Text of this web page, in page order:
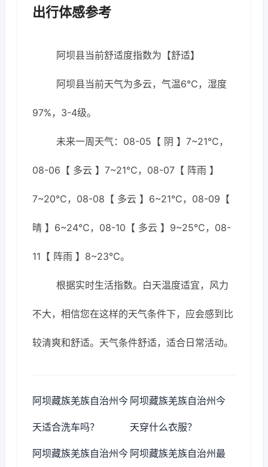
出行体感参考
阿坝县当前舒适度指数为【舒适】
阿坝县当前天气为多云，气温6℃，湿度
97%，3-4级。
未来一周天气：08-05【 阴 】7~21℃，
08-06【 多云 】7~21℃，08-07【 阵雨 】
7~20℃，08-08【 多云 】6~21℃，08-09【
晴 】6~24℃，08-10【 多云 】9~25℃，08-
11【 阵雨 】8~23℃。
根据实时生活指数。白天温度适宜，风力
不大，相信您在这样的天气条件下，应会感到比
较清爽和舒适。天气条件舒适，适合日常活动。
阿坝藏族羌族自治州今
天适合洗车吗？
阿坝藏族羌族自治州今
天穿什么衣服？
阿坝藏族羌族自治州今 阿坝藏族羌族自治州最